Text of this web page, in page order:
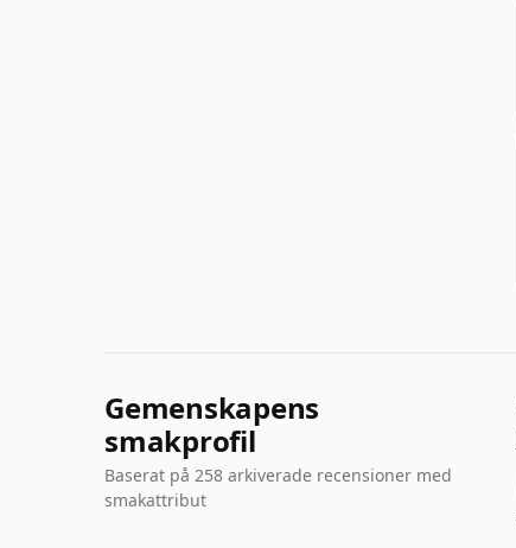
Gemenskapens
smakprofil
Baserat på 258 arkiverade recensioner med
smakattribut